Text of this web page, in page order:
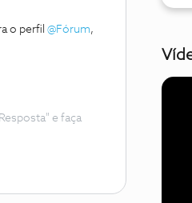
o perfil @Fórum,
e faça